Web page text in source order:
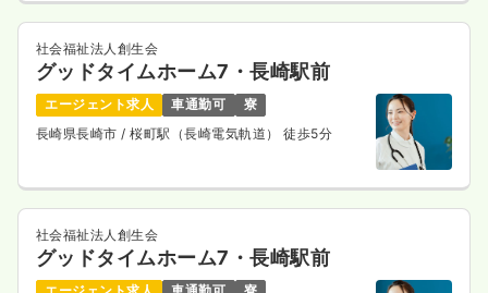
気になる 詳細を見る
社会福祉法人創生会
グッドタイムホーム7・長崎駅前
エージェント求人 車通勤可
寮
長崎県長崎市 / 桜町駅（長崎電気軌道） 徒歩5分
社会福祉法人創生会
グッドタイムホーム7・長崎駅前